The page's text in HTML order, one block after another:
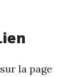
la page